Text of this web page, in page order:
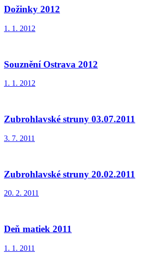
Dožinky 2012
1. 1. 2012
Souznění Ostrava 2012
1. 1. 2012
Zubrohlavské struny 03.07.2011
3. 7. 2011
Zubrohlavské struny 20.02.2011
20. 2. 2011
Deň matiek 2011
1. 1. 2011